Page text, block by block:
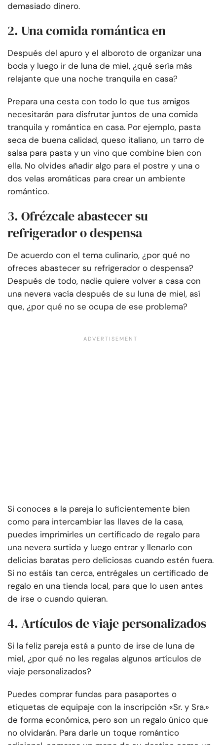
demasiado dinero.
2. Una comida romántica en
Después del apuro y el alboroto de organizar una
boda y luego ir de luna de miel, ¿qué sería más
relajante que una noche tranquila en casa?
Prepara una cesta con todo lo que tus amigos
necesitarán para disfrutar juntos de una comida
tranquila y romántica en casa. Por ejemplo, pasta
seca de buena calidad, queso italiano, un tarro de
salsa para pasta y un vino que combine bien con
ella. No olvides añadir algo para el postre y una o
dos velas aromáticas para crear un ambiente
romántico.
3. Ofrézcale abastecer su
refrigerador o despensa
De acuerdo con el tema culinario, ¿por qué no
ofreces abastecer su refrigerador o despensa?
Después de todo, nadie quiere volver a casa con
una nevera vacía después de su luna de miel, así
que, ¿por qué no se ocupa de ese problema?
Si conoces a la pareja lo suficientemente bien
como para intercambiar las llaves de la casa,
puedes imprimirles un certificado de regalo para
una nevera surtida y luego entrar y llenarlo con
delicias baratas pero deliciosas cuando estén fuera.
Si no estáis tan cerca, entrégales un certificado de
regalo en una tienda local, para que lo usen antes
de irse o cuando quieran.
4. Artículos de viaje personalizados
Si la feliz pareja está a punto de irse de luna de
miel, ¿por qué no les regalas algunos artículos de
viaje personalizados?
Puedes comprar fundas para pasaportes o
etiquetas de equipaje con la inscripción «Sr. y Sra.»
de forma económica, pero son un regalo único que
no olvidarán. Para darle un toque romántico